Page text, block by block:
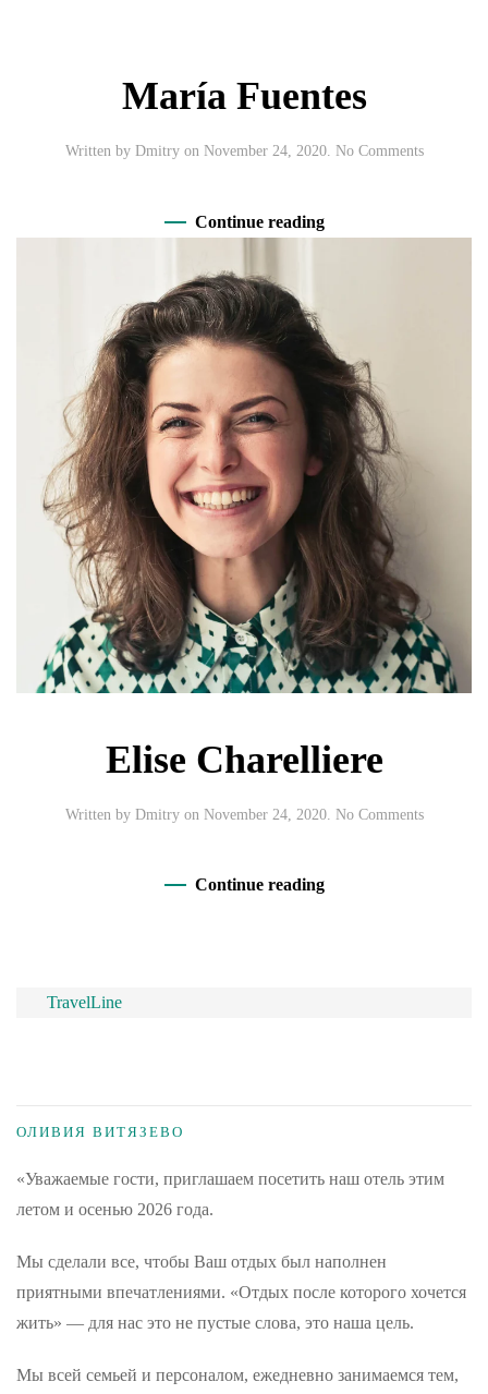
María Fuentes
Written by Dmitryon November 24, 2020. No Commentson
Continue reading
Elise Charelliere
Written by Dmitryon November 24, 2020. No Commentson
Continue reading
TravelLine
ОЛИВИЯ ВИТЯЗЕВО
«Уважаемые гости, приглашаем посетить наш отель этим
летом и осенью 2026 года.
Мы сделали все, чтобы Ваш отдых был наполнен
приятными впечатлениями. «Отдых после которого хочется
жить» — для нас это не пустые слова, это наша цель.
Мы всей семьей и персоналом, ежедневно занимаемся тем,